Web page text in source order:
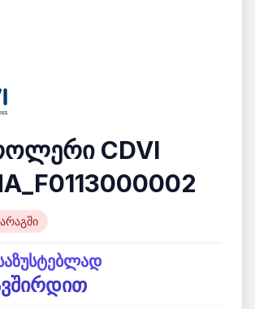
CDVI